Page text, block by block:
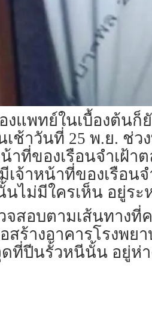
งแพทย์ในเบื้องต้นก็
เช้าวันที่ 25 พ.ย. ช่
าที่ของเรือนจำเฝ้
เจ้าหน้าที่ของเรือ
ไม่มีใครเห็น อยู่ระ
จสอบตามเส้นทาง
สร้างอาคารโรงพ
ที่ปีนรั้วหนีนั้น อยู่ห่